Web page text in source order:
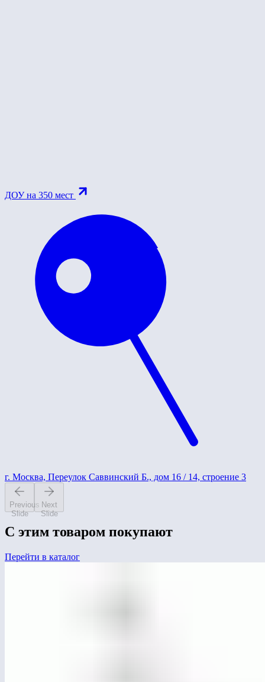
ДОУ на 350 мест
г. Москва, Переулок Саввинский Б., дом 16 / 14, строение 3
Previous
Slide
Next
Slide
С этим товаром покупают
Перейти в каталог